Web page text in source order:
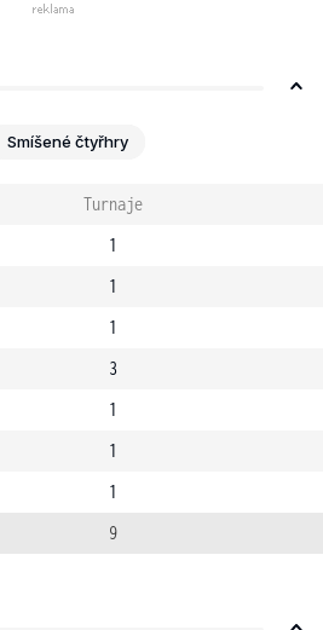
Smíšené čtyřhry
Turnaje
1
1
1
3
1
1
1
9